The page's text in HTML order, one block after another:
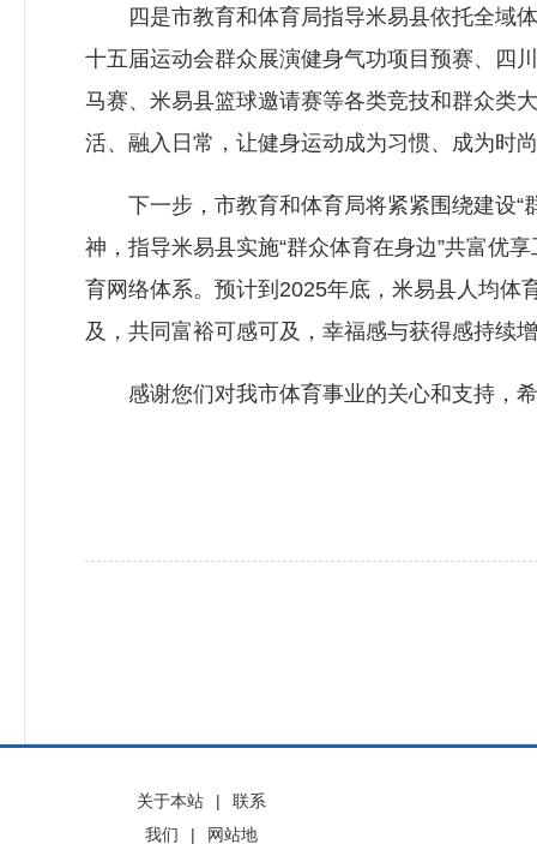
四是市教育和体育局指导米易县依托全域体
十五届运动会群众展演健身气功项目预赛、四
马赛、米易县篮球邀请赛等各类竞技和群众类
活、融入日常，让健身运动成为习惯、成为时
下一步，市教育和体育局将紧紧围绕建设“
神，指导米易县实施“群众体育在身边”共富优
育网络体系。预计到2025年底，米易县人均体
及，共同富裕可感可及，幸福感与获得感持续
感谢您们对我市体育事业的关心和支持，希
关于本站 |
联系
我们
| 网站地